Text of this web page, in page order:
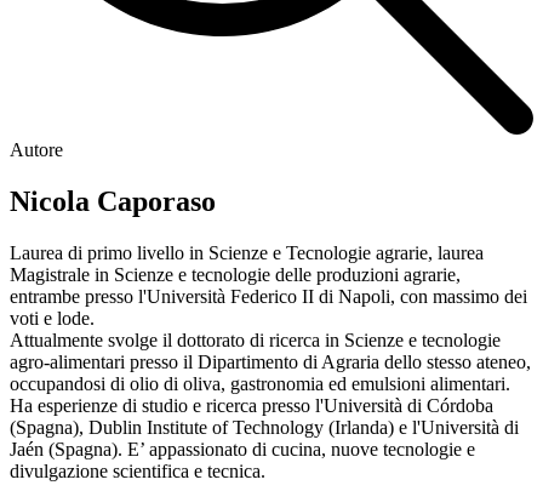
Autore
Nicola Caporaso
Laurea di primo livello in Scienze e Tecnologie agrarie, laurea
Magistrale in Scienze e tecnologie delle produzioni agrarie,
entrambe presso l'Università Federico II di Napoli, con massimo dei
voti e lode.
Attualmente svolge il dottorato di ricerca in Scienze e tecnologie
agro-alimentari presso il Dipartimento di Agraria dello stesso ateneo,
occupandosi di olio di oliva, gastronomia ed emulsioni alimentari.
Ha esperienze di studio e ricerca presso l'Università di Córdoba
(Spagna), Dublin Institute of Technology (Irlanda) e l'Università di
Jaén (Spagna). E’ appassionato di cucina, nuove tecnologie e
divulgazione scientifica e tecnica.